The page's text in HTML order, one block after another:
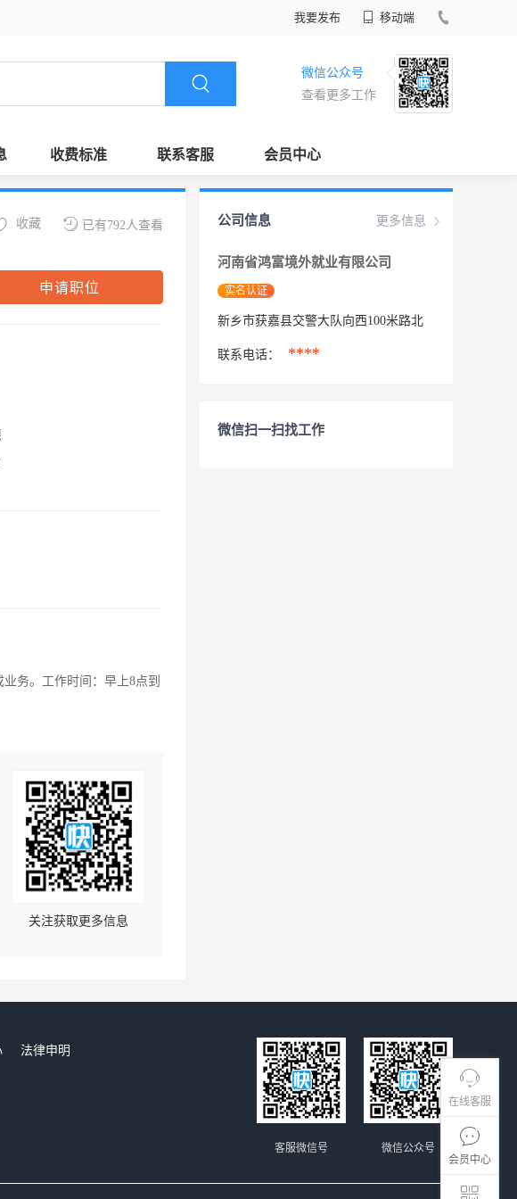
我要发布 移动端
微信公众号
查看更多工作
收费标准 联系客服 会员中心
在线客服
会员中心
已有792人查看
收藏
申请职位
务。工作时间：早上8点到
关注获取更多信息
更多信息
公司信息
河南省鸿富境外就业有限公司
实名认证
新乡市获嘉县交警大队向西100米路北
联系电话： ****
微信扫一扫找工作
法律申明
微信公众号
客服微信号